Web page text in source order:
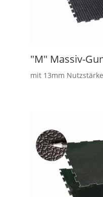
"M" Massiv-
mit 13mm